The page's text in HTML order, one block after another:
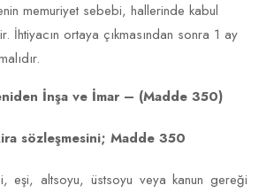
memuriyet sebebi, hallerinde kabul
İhtiyacın ortaya çıkmasından sonra 1 ay
İnşa ve İmar – (Madde 350)
sözleşmesini; Madde 350
eşi, altsoyu, üstsoyu veya kanun gereği